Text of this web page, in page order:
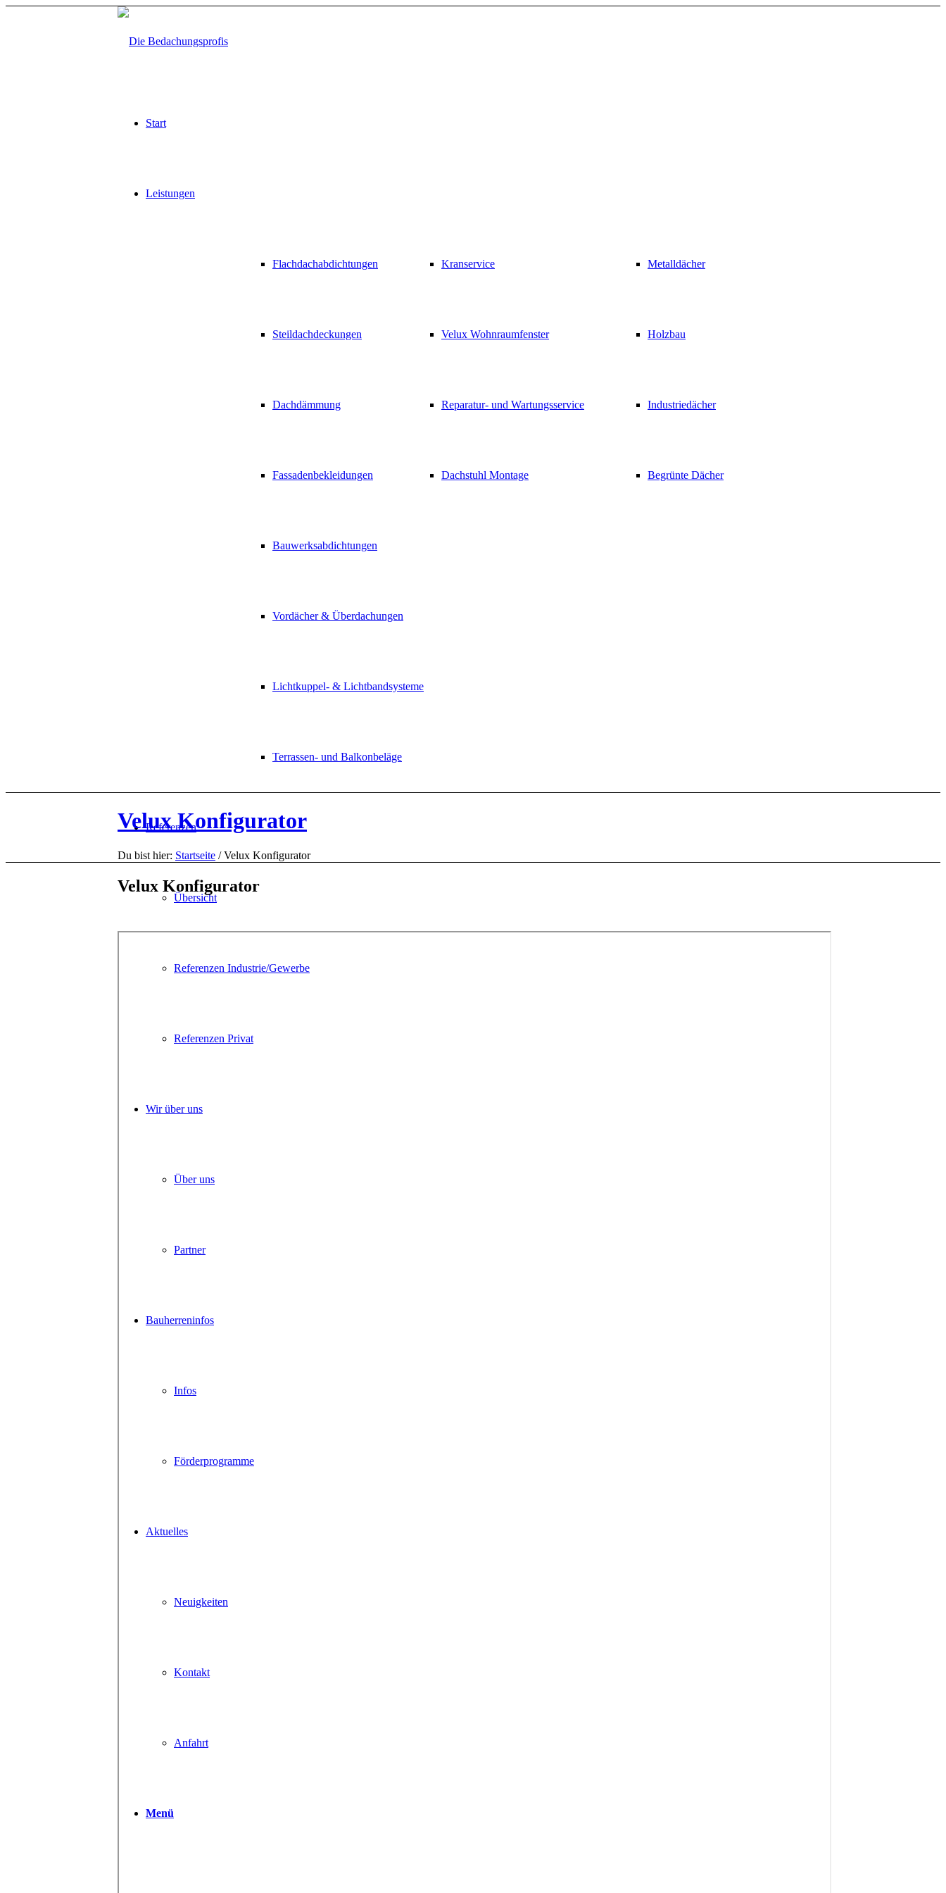
Start
Leistungen
Flachdachabdichtungen
Steildachdeckungen
Dachdämmung
Fassadenbekleidungen
Kranservice
Velux Wohnraumfenster
Reparatur- und Wartungsservice
Dachstuhl Montage
Metalldächer
Holzbau
Industriedächer
Begrünte Dächer
Bauwerksabdichtungen
Vordächer & Überdachungen
Lichtkuppel- & Lichtbandsysteme
Terrassen- und Balkonbeläge
Referenzen
Übersicht
Referenzen Industrie/Gewerbe
Referenzen Privat
Wir über uns
Über uns
Partner
Bauherreninfos
Infos
Förderprogramme
Aktuelles
Neuigkeiten
Kontakt
Anfahrt
Menü
Velux Konfigurator
Du bist hier: Startseite / Velux Konfigurator
Velux Konfigurator